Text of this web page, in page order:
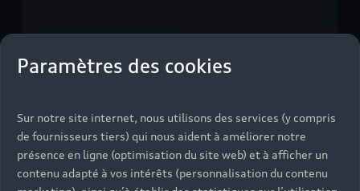
Paramètres des cookies
Sur notre site internet, nous utilisons des services (y compris
de fournisseurs tiers) qui nous aident à améliorer notre
présence en ligne (optimisation du site web) et à afficher un
contenu adapté à vos intérêts (personnalisation du contenu